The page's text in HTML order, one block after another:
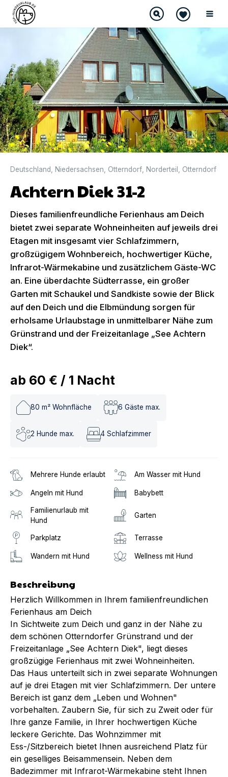
DIREKT BUCHBAR
Deutschland Niedersachsen Otterndorf Norderteil Otterndorf
Achtern Diek 31-2
Dieses familienfreundliche Ferienhaus am Deich
bietet zwei separate Wohneinheiten auf jeweils drei
Etagen mit insgesamt vier Schlafzimmern,
großzügigem Wohnbereich, hochwertiger Küche,
Infrarot-Wärmekabine und zusätzlichem Gäste-WC
an. Eine überdachte Südterrasse, ein großer
Garten mit Schaukel und Sandkiste sowie der Blick
auf den Deich und die Elbmündung sorgen für
erholsame Urlaubstage in unmittelbarer Nähe zum
Grünstrand und der Freizeitanlage „See Achtern
Diek“.
ab 60 € / 1 Nacht
80 m² Wohnfläche 6 Gäste max.
2 Hunde max. 4 Schlafzimmer
Mehrere Hunde erlaubt Am Wasser mit Hund
Angeln mit Hund Babybett
Familienurlaub mit
Hund
Garten
Parkplatz Terrasse
Wandern mit Hund Wellness mit Hund
Beschreibung
Herzlich Willkommen in Ihrem familienfreundlichen
Ferienhaus am Deich
In Sichtweite zum Deich und ganz in der Nähe zu
dem schönen Otterndorfer Grünstrand und der
Freizeitanlage „See Achtern Diek", liegt dieses
großzügige Ferienhaus mit zwei Wohneinheiten.
Das Haus unterteilt sich in zwei separate Wohnungen
auf je drei Etagen mit vier Schlafzimmern. Der untere
Bereich ist ganz dem „Leben und Wohnen"
vorbehalten. Zaubern Sie, für sich zu Zweit oder für
Ihre ganze Familie, in Ihrer hochwertigen Küche
leckere Gerichte. Das Wohnzimmer mit
Ess-/Sitzbereich bietet Ihnen ausreichend Platz für
ein geselliges Beisammensein. Neben dem
Badezimmer mit Infrarot-Wärmekabine steht Ihnen